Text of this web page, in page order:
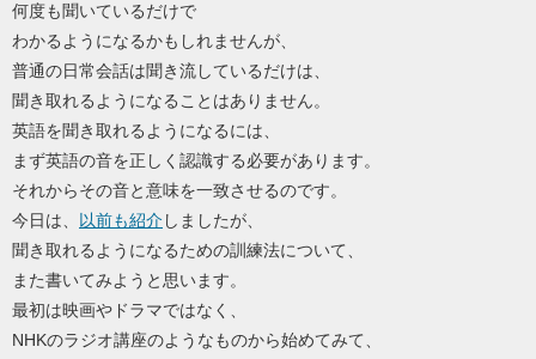
何度も聞いているだけで
わかるようになるかもしれませんが、
普通の日常会話は聞き流しているだけは、
聞き取れるようになることはありません。
英語を聞き取れるようになるには、
まず英語の音を正しく認識する必要があります。
それからその音と意味を一致させるのです。
今日は、
以前も紹介しましたが、
聞き取れるようになるための訓練法について、
また書いてみようと思います。
最初は映画やドラマではなく、
NHKのラジオ講座のようなものから始めてみて、